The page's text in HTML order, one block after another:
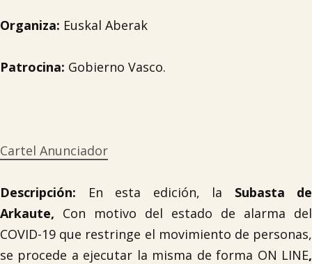
Organiza: Euskal Aberak
Patrocina: Gobierno Vasco.
Cartel Anunciador
Descripción: En esta edición, la Subasta de
Arkaute, Con motivo del estado de alarma del
COVID-19 que restringe el movimiento de personas,
se procede a ejecutar la misma de forma ON LINE,